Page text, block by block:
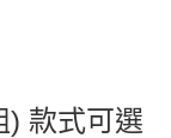
) 款式可選